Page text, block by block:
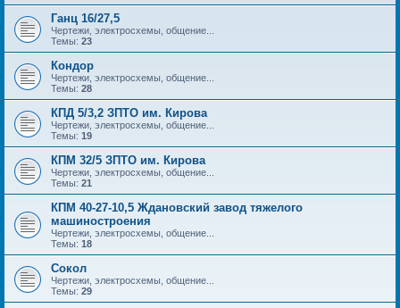
Ганц 16/27,5
Чертежи, электросхемы, общение...
Темы: 23
Кондор
Чертежи, электросхемы, общение...
Темы: 28
КПД 5/3,2 ЗПТО им. Кирова
Чертежи, электросхемы, общение...
Темы: 19
КПМ 32/5 ЗПТО им. Кирова
Чертежи, электросхемы, общение...
Темы: 21
КПМ 40-27-10,5 Ждановский завод тяжелого
машиностроения
Чертежи, электросхемы, общение...
Темы: 18
Сокол
Чертежи, электросхемы, общение...
Темы: 29